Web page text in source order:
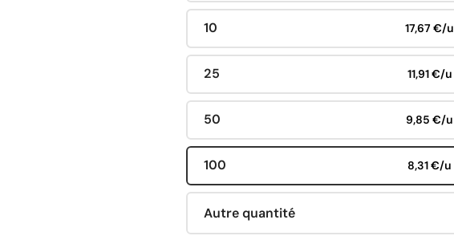
10 17,67 €/u
25 11,91 €/u
50 9,85 €/u
100 8,31 €/u
Autre quantité